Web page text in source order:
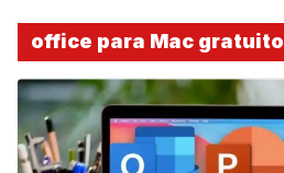
office para Mac gratuito